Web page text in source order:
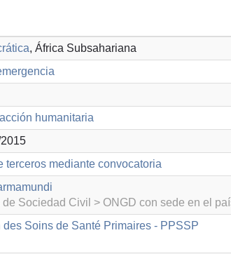
, África Subsahariana
humanitaria
terceros mediante convocatoria
Sociedad Civil > ONGD con sede en el
Soins de Santé Primaires - PPSSP